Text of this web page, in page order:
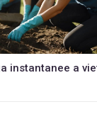
instantanee a